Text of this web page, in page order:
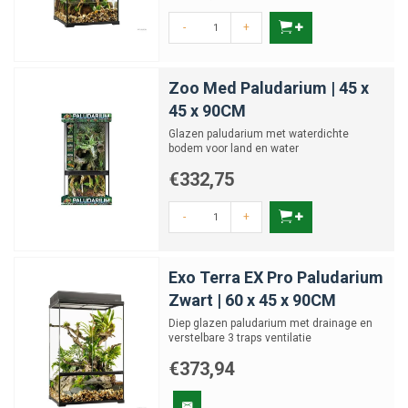
schimmelvorming beperkt blijft.
Ontdek ons paludarium assortiment, filter op formaat, type en
accessoires, en creëer een adembenemend semi-aquatisch ecosysteem
dat opvalt én functioneel is.
- +
Zoo Med Paludarium | 45 x
45 x 90CM
Glazen paludarium met waterdichte
bodem voor land en water
€332,75
- +
Exo Terra EX Pro Paludarium
Zwart | 60 x 45 x 90CM
Diep glazen paludarium met drainage en
verstelbare 3 traps ventilatie
€373,94